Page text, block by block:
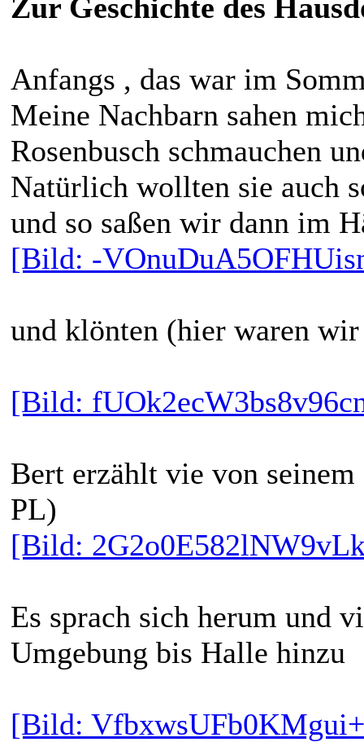
Zur Geschichte des
Anfangs , das war im
Meine Nachbarn sahen
Rosenbusch schmauchen
Natürlich wollten sie auch
und so saßen wir dann im
[Bild: -
und klönten (hier waren wir
[Bild:
Bert erzählt vie von
PL)
[Bild:
Es sprach sich herum und
Umgebung bis Halle hinzu
[Bild: